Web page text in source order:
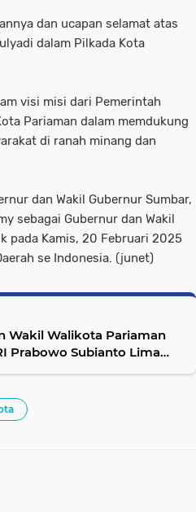
dan ucapan selamat atas
dalam Pilkada Kota
visi misi dari Pemerintah
Pariaman dalam memdukung
di ranah minang dan
dan Wakil Gubernur Sumbar,
sebagai Gubernur dan Wakil
pada Kamis, 20 Februari 2025
se Indonesia. (junet)
Wakil Walikota Pariaman